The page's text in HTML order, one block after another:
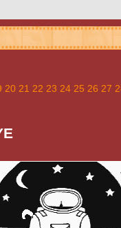
20 21 22 23 24 25 26 27